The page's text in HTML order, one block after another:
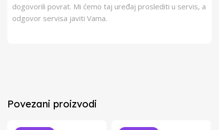
dogovorili povrat. Mi ćemo taj uređaj proslediti u servis, a
odgovor servisa javiti Vama.
Povezani proizvodi